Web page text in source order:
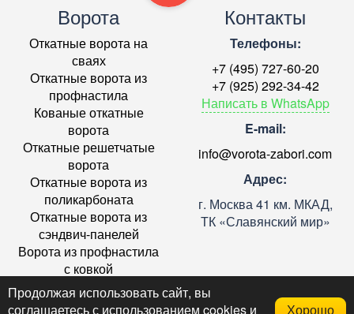
Ворота
Откатные ворота на
сваях
Откатные ворота из
профнастила
Кованые откатные
ворота
Откатные решетчатые
ворота
Откатные ворота из
поликарбоната
Откатные ворота из
сэндвич-панелей
Ворота из профнастила
с ковкой
Ремонт откатных ворот в
Москве
Контакты
Телефоны:
+7 (495) 727-60-20
+7 (925) 292-34-42
Написать в WhatsApp
E-mail:
info@vorota-zabori.com
Адрес:
г. Москва 41 км. МКАД,
ТК «Славянский мир»
Продолжая использовать сайт, вы
соглашаетесь с использованием cookies и
Хорошо